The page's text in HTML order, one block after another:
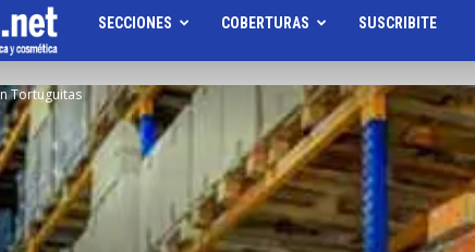
Pharmabiz.NET
SECCIONES COBERTURAS SUSCRIBITE
Tortuguitas